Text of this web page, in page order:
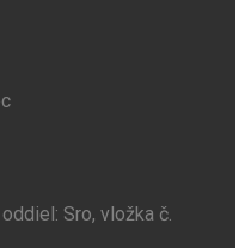
Sro, vložka č.